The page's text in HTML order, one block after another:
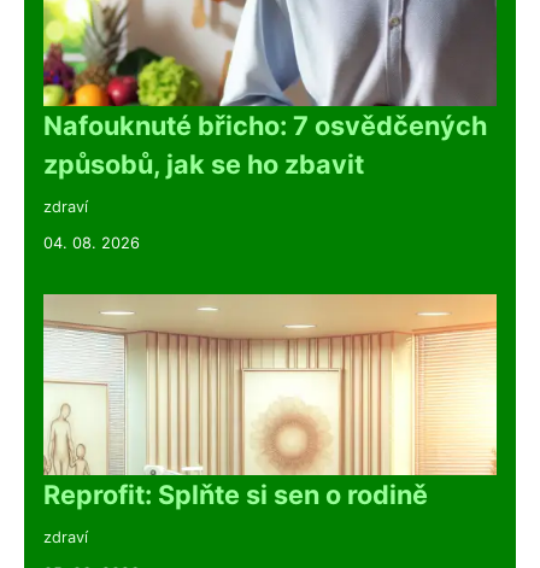
Nafouknuté břicho: 7 osvědčených
způsobů, jak se ho zbavit
zdraví
04. 08. 2026
Reprofit: Splňte si sen o rodině
zdraví